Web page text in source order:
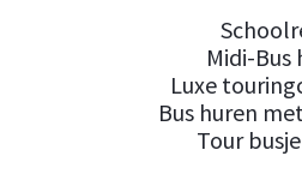
Midi-Bus
Luxe
Bus huren
Tour